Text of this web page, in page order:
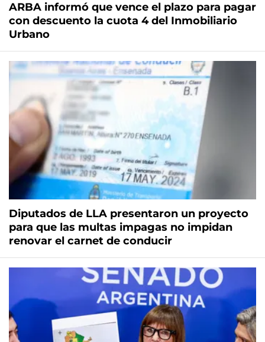
ARBA informó que vence el plazo para pagar
con descuento la cuota 4 del Inmobiliario
Urbano
Diputados de LLA presentaron un proyecto
para que las multas impagas no impidan
renovar el carnet de conducir